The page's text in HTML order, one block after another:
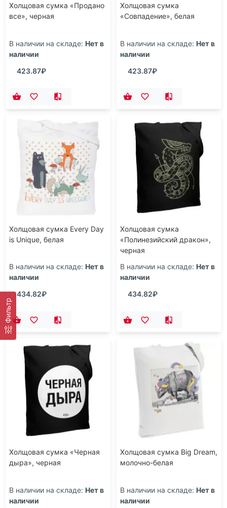
Фильтр
Холщовая сумка «Продано
все», черная
В наличии на складе: Нет в
наличии
423.87₽
Холщовая сумка
«Совпадение», белая
В наличии на складе: Нет в
наличии
423.87₽
Холщовая сумка Every Day
is Unique, белая
В наличии на складе: Нет в
наличии
434.82₽
Холщовая сумка
«Полинезийский дракон»,
черная
В наличии на складе: Нет в
наличии
434.82₽
Холщовая сумка «Черная
дыра», черная
В наличии на складе: Нет в
наличии
Холщовая сумка Big Dream,
молочно-белая
В наличии на складе: Нет в
наличии